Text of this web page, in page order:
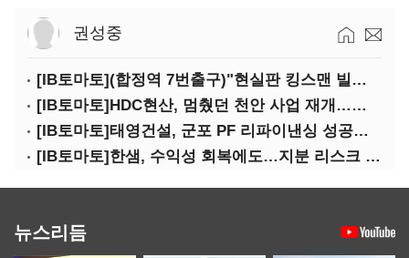
권성중
[IB토마토](합정역 7번출구)"현실판 킹스맨 빌런?"…일론 머스크의 양면성
[IB토마토]HDC현산, 멈췄던 천안 사업 재개…우발채무 부담 줄인다
[IB토마토]태영건설, 군포 PF 리파이낸싱 성공…후속사업 '청신호'
[IB토마토]한샘, 수익성 회복에도…지분 리스크 덮친다
뉴스리듬